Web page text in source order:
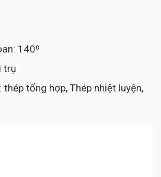
140⁰
trụ
tổng hợp, Thép nhiệt luyện,